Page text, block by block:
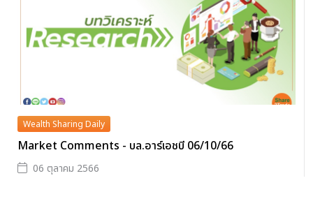
Wealth Sharing Daily
Market Comments - บล.อาร์เอชบี 06/10/66
06 ตุลาคม 2566